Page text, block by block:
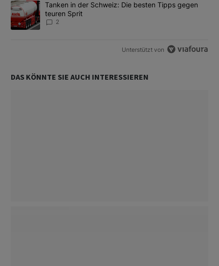
Ein Trendartikel mit dem Titel "Tanken in der Schweiz: Die
Tanken in der Schweiz: Die besten Tipps gegen
teuren Sprit
2
Unterstützt von
DAS KÖNNTE SIE AUCH INTERESSIEREN